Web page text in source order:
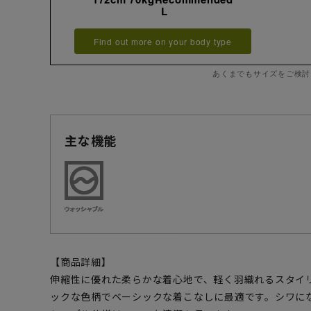
L
Find out more on your body type
あくまでもサイズをご検
主な機能
【商品詳細】
伸縮性に優れた柔らかな着心地で、軽く羽織れるスタイ
ックな色柄でベーシックな着こなしに最適です。シワ